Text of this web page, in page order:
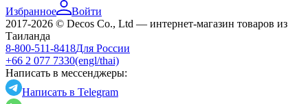
Избранное
Войти
2017-2026 © Decos Co., Ltd — интернет-магазин товаров из
Таиланда
8-800-511-8418Для России
+66 2 077 7330(engl/thai)
Написать в мессенджеры:
Написать в Telegram